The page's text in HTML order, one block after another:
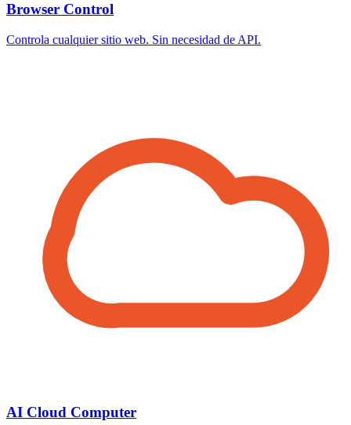
Browser Control
Controla cualquier sitio web. Sin necesidad de API.
AI Cloud Computer